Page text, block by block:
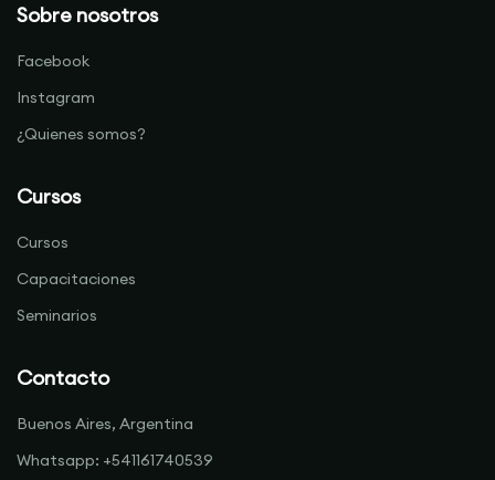
Sobre nosotros
Facebook
Instagram
¿Quienes somos?
Cursos
Cursos
Capacitaciones
Seminarios
Contacto
Buenos Aires, Argentina
Whatsapp: +541161740539